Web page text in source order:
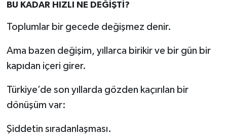
BU KADAR HIZLI NE DEĞİŞTİ?
Toplumlar bir gecede değişmez denir.
Ama bazen değişim, yıllarca birikir ve bir gün bir
kapıdan içeri girer.
Türkiye’de son yıllarda gözden kaçırılan bir
dönüşüm var:
Şiddetin sıradanlaşması.